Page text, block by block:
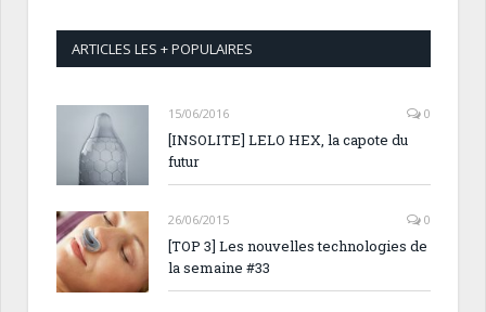
ARTICLES LES + POPULAIRES
15/06/2016 0
[INSOLITE] LELO HEX, la capote du
futur
26/06/2015 0
[TOP 3] Les nouvelles technologies de
la semaine #33